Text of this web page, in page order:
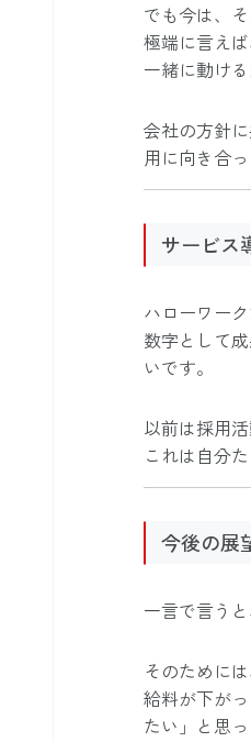
でも今は、
極端に言え
一緒に動け
会社の方針
用に向き合っ
サービス
ハローワー
数字として
いです。
以前は採用
これは自分
今後の展
一言で言う
そのために
給料が下が
たい」と思